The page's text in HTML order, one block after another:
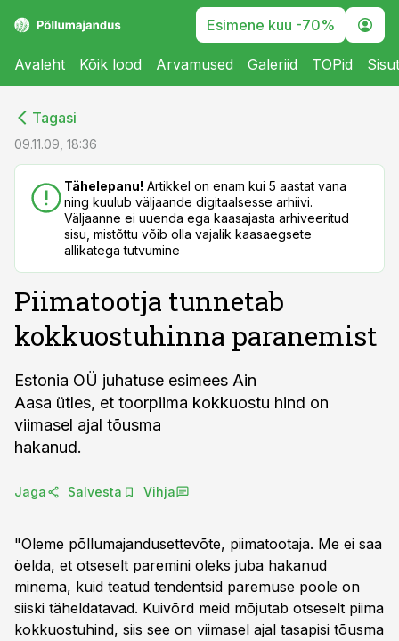
Esimene kuu -70%
Avaleht Kõik lood Arvamused Galeriid TOPid
Tagasi
09.11.09, 18:36
Tähelepanu! Artikkel on enam kui 5 aastat vana
ning kuulub väljaande digitaalsesse arhiivi.
Väljaanne ei uuenda ega kaasajasta arhiveeritud
sisu, mistõttu võib olla vajalik kaasaegsete
allikatega tutvumine
Piimatootja tunnetab
kokkuostuhinna paranemist
Estonia OÜ juhatuse esimees Ain
Aasa ütles, et toorpiima kokkuostu hind on
viimasel ajal tõusma
hakanud.
Jaga Salvesta Vihja
"Oleme põllumajandusettevõte, piimatootaja. Me ei saa
öelda, et otseselt paremini oleks juba hakanud
minema, kuid teatud tendentsid paremuse poole on
siiski täheldatavad. Kuivõrd meid mõjutab otseselt piima
kokkuostuhind, siis see on viimasel ajal tasapisi tõusma